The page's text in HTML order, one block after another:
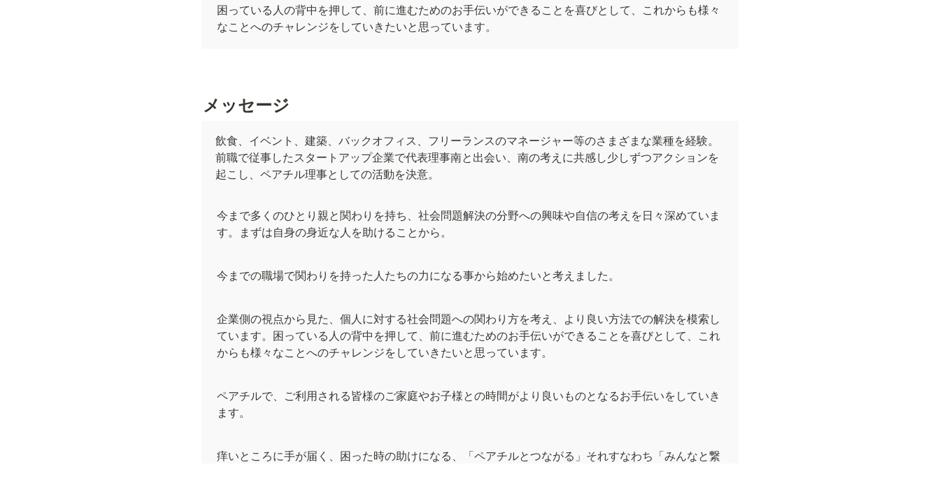
困っている人の背中を押して、前に進むためのお手伝いができることを喜びとして、これからも様々
なことへのチャレンジをしていきたいと思っています。
メッセージ
飲食、イベント、建築、バックオフィス、フリーランスのマネージャー等のさまざまな業種を経験。
前職で従事したスタートアップ企業で代表理事南と出会い、南の考えに共感し少しずつアクションを
起こし、ペアチル理事としての活動を決意。
今まで多くのひとり親と関わりを持ち、社会問題解決の分野への興味や自信の考えを日々深めていま
す。まずは自身の身近な人を助けることから。
今までの職場で関わりを持った人たちの力になる事から始めたいと考えました。
企業側の視点から見た、個人に対する社会問題への関わり方を考え、より良い方法での解決を模索し
ています。困っている人の背中を押して、前に進むためのお手伝いができることを喜びとして、これ
からも様々なことへのチャレンジをしていきたいと思っています。
ペアチルで、ご利用される皆様のご家庭やお子様との時間がより良いものとなるお手伝いをしていき
ます。
痒いところに手が届く、困った時の助けになる、「ペアチルとつながる」それすなわち「みんなと繋